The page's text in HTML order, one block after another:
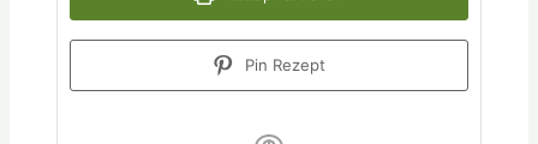
Pin Rezept